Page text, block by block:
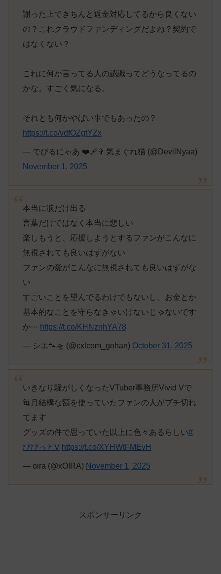
謝った上できちんと返金対応してるから良くない
の？これクラウドファンディングだよね？契約で
はなくない？
これに何か言ってる人の認識ってどうなってるの
かな。すごく気になる。
それとも何かやばい事でもあったの？
https://t.co/vdfOZgtYZx
— でびるにゃあ ❤️‍🩹✞ 気まぐれ猫 (@DevilNyaa)
November 1, 2025
本当に涙だけ出る
言葉だけではなく本当に悲しい
楽しもうと、応援しようとするファンがこんなに
無視されても良いはずがない
ファンの愛がこんなに無視されても良いはずがな
い
すごいことを望んでるわけでもないし、お金とか
基本的なことを守らなきゃいけないじゃないです
か··· https://t.co/KHNznhYA78
— シエ🐾🛸 (@cxlcom_gohan) October 31, 2025
いきなり騒がしくなったVTuber事務所Vivid Vで
毎月結構な額を使っていたファンの人がブチ切れ
てます
グッズの件で思っていた以上に色々あるらしい#
びびっとV https://t.co/XYHWtFMEvH
— oira (@xOIRA) November 1, 2025
スポンサーリンク